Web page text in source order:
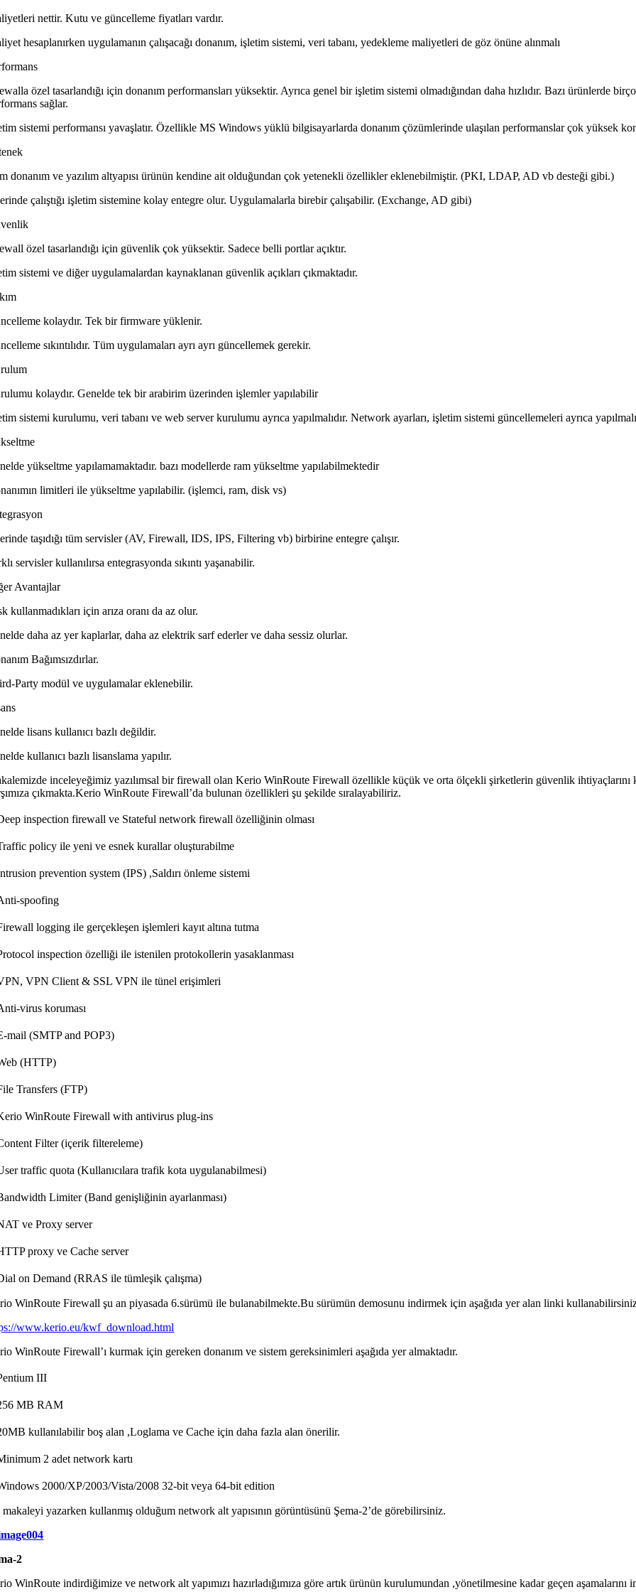
nettir. Kutu ve güncelleme fiyatları vardır.
hesaplanırken uygulamanın çalışacağı donanım, işletim sistemi, veri tabanı, yedekleme maliyetleri de göz önüne alınmalı
özel tasarlandığı için donanım performansları yüksektir. Ayrıca genel bir işletim sistemi olmadığından daha hızlıdır. Bazı ürünlerde
sağlar.
sistemi performansı yavaşlatır. Özellikle MS Windows yüklü bilgisayarlarda donanım çözümlerinde ulaşılan performanslar çok yüksek
donanım ve yazılım altyapısı ürünün kendine ait olduğundan çok yetenekli özellikler eklenebilmiştir. (PKI, LDAP, AD vb desteği gibi.)
çalıştığı işletim sistemine kolay entegre olur. Uygulamalarla birebir çalışabilir. (Exchange, AD gibi)
özel tasarlandığı için güvenlik çok yüksektir. Sadece belli portlar açıktır.
sistemi ve diğer uygulamalardan kaynaklanan güvenlik açıkları çıkmaktadır.
kolaydır. Tek bir firmware yüklenir.
sıkıntılıdır. Tüm uygulamaları ayrı ayrı güncellemek gerekir.
kolaydır. Genelde tek bir arabirim üzerinden işlemler yapılabilir
sistemi kurulumu, veri tabanı ve web server kurulumu ayrıca yapılmalıdır. Network ayarları, işletim sistemi güncellemeleri ayrıca
yükseltme yapılamamaktadır. bazı modellerde ram yükseltme yapılabilmektedir
limitleri ile yükseltme yapılabilir. (işlemci, ram, disk vs)
taşıdığı tüm servisler (AV, Firewall, IDS, IPS, Filtering vb) birbirine entegre çalışır.
servisler kullanılırsa entegrasyonda sıkıntı yaşanabilir.
Avantajlar
kullanmadıkları için arıza oranı da az olur.
daha az yer kaplarlar, daha az elektrik sarf ederler ve daha sessiz olurlar.
Bağımsızdırlar.
Party modül ve uygulamalar eklenebilir.
lisans kullanıcı bazlı değildir.
kullanıcı bazlı lisanslama yapılır.
inceleyeğimiz yazılımsal bir firewall olan Kerio WinRoute Firewall özellikle küçük ve orta ölçekli şirketlerin güvenlik ihtiyaçlarını
çıkmakta.Kerio WinRoute Firewall’da bulunan özellikleri şu şekilde sıralayabiliriz.
inspection firewall ve Stateful network firewall özelliğinin olması
policy ile yeni ve esnek kurallar oluşturabilme
prevention system (IPS) ,Saldırı önleme sistemi
spoofing
logging ile gerçekleşen işlemleri kayıt altına tutma
inspection özelliği ile istenilen protokollerin yasaklanması
VPN Client & SSL VPN ile tünel erişimleri
virus koruması
mail (SMTP and POP3)
(HTTP)
Transfers (FTP)
WinRoute Firewall with antivirus plug-ins
Filter (içerik filtereleme)
traffic quota (Kullanıcılara trafik kota uygulanabilmesi)
Limiter (Band genişliğinin ayarlanması)
ve Proxy server
proxy ve Cache server
on Demand (RRAS ile tümleşik çalışma)
WinRoute Firewall şu an piyasada 6.sürümü ile bulanabilmekte.Bu sürümün demosunu indirmek için aşağıda yer alan linki
www.kerio.eu/kwf_download.html
WinRoute Firewall’ı kurmak için gereken donanım ve sistem gereksinimleri aşağıda yer almaktadır.
III
MB RAM
kullanılabilir boş alan ,Loglama ve Cache için daha fazla alan önerilir.
2 adet network kartı
2000/XP/2003/Vista/2008 32-bit veya 64-bit edition
yazarken kullanmış olduğum network alt yapısının görüntüsünü Şema-2’de görebilirsiniz.
2
WinRoute indirdiğimize ve network alt yapımızı hazırladığımıza göre artık ürünün kurulumundan ,yönetilmesine kadar geçen aşamalarını